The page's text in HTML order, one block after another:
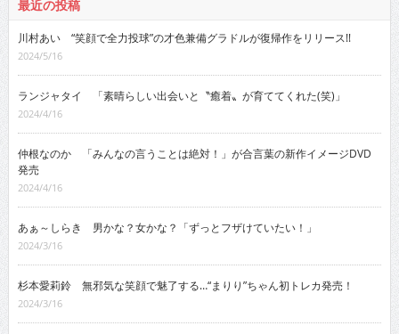
最近の投稿
川村あい “笑顔で全力投球”の才色兼備グラドルが復帰作をリリース!!
2024/5/16
ランジャタイ 「素晴らしい出会いと〝癒着〟が育ててくれた(笑)」
2024/4/16
仲根なのか 「みんなの言うことは絶対！」が合言葉の新作イメージDVD
発売
2024/4/16
あぁ～しらき 男かな？女かな？「ずっとフザけていたい！」
2024/3/16
杉本愛莉鈴 無邪気な笑顔で魅了する…“まりり”ちゃん初トレカ発売！
2024/3/16